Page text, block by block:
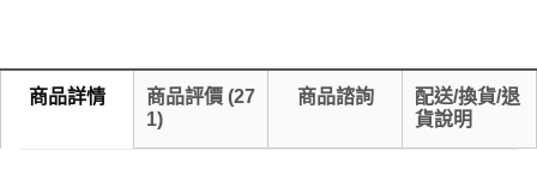
商品詳情 商品評價 (27
1)
商品諮詢
配送/換貨/退
貨說明